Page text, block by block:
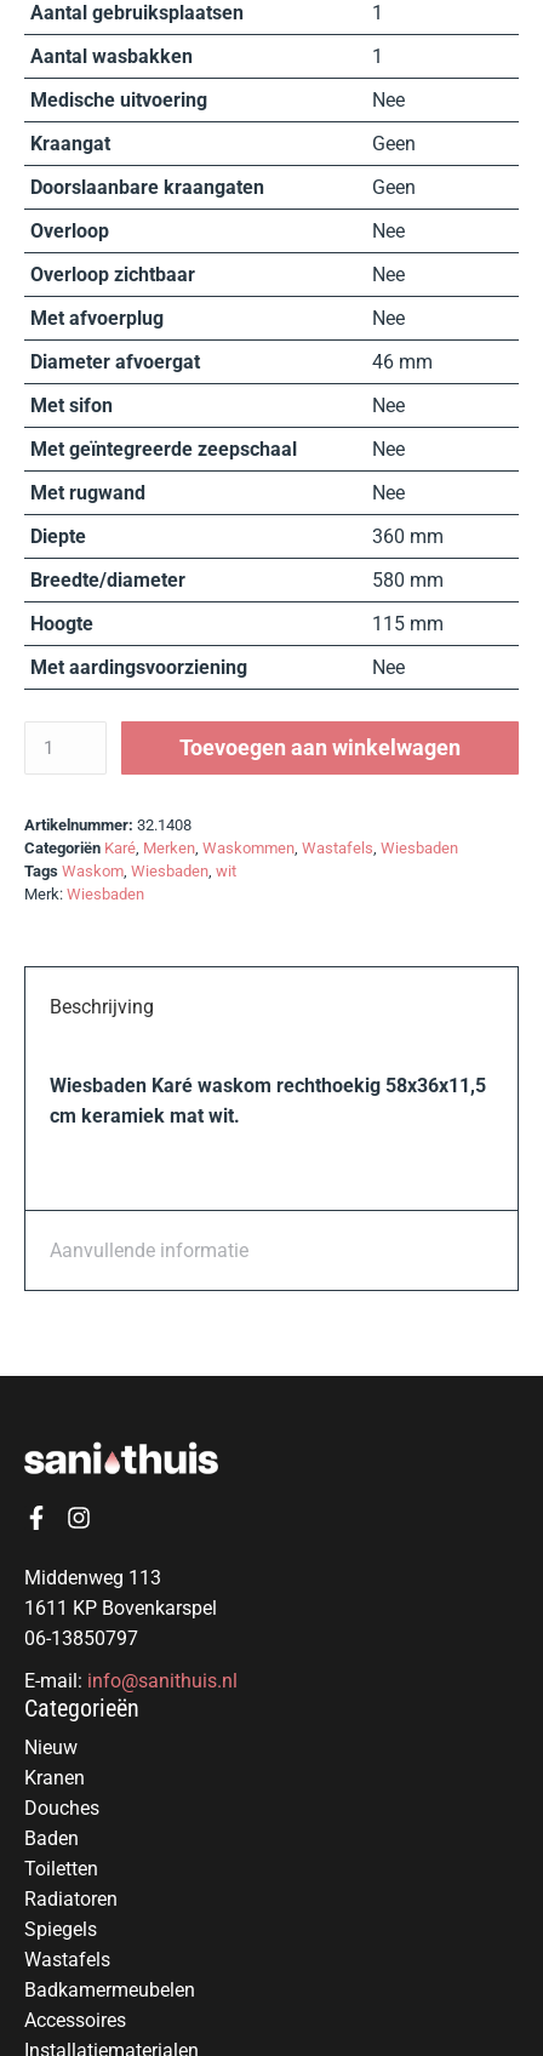
Aantal gebruiksplaatsen
1
Aantal wasbakken
1
Medische uitvoering
Nee
Kraangat
Geen
Doorslaanbare kraangaten
Geen
Overloop
Nee
Overloop zichtbaar
Nee
Met afvoerplug
Nee
Diameter afvoergat
46 mm
Met sifon
Nee
Met geïntegreerde zeepschaal
Nee
Met rugwand
Nee
Diepte
360 mm
Breedte/diameter
580 mm
Hoogte
115 mm
Met aardingsvoorziening
Nee
Toevoegen aan winkelwagen
Artikelnummer: 32.1408
Categoriën Karé, Merken, Waskommen, Wastafels, Wiesbaden
Tags Waskom, Wiesbaden, wit
Merk: Wiesbaden
Beschrijving
Wiesbaden Karé waskom rechthoekig 58x36x11,5
cm keramiek mat wit.
Aanvullende informatie
Middenweg 113
1611 KP Bovenkarspel
06-13850797
E-mail: info@sanithuis.nl
Categorieën
Nieuw
Kranen
Douches
Baden
Toiletten
Radiatoren
Spiegels
Wastafels
Badkamermeubelen
Accessoires
Installatiematerialen